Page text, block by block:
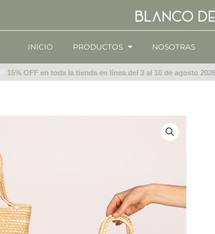
INICIO
PRODUCTOS NOSOTRAS
15% OFF en toda la tienda en línea del 3 al 10 de agosto 2026